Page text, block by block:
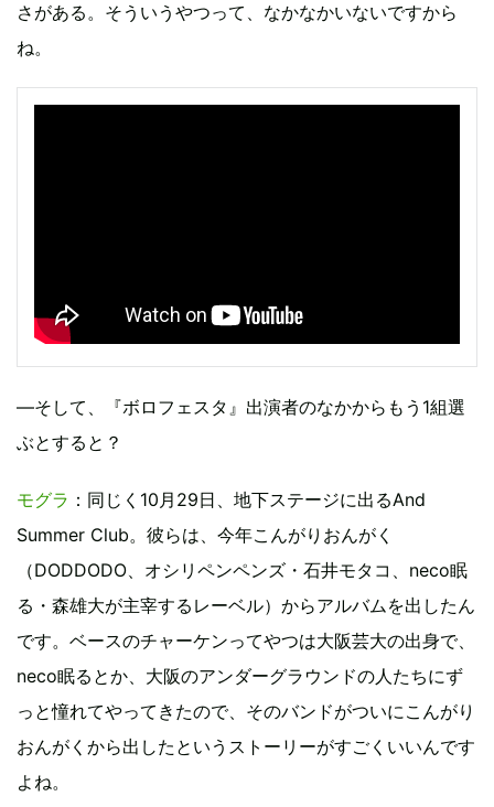
さがある。そういうやつって、なかなかいないですから
ね。
―そして、『ボロフェスタ』出演者のなかからもう1組選
ぶとすると？
モグラ ：同じく10月29日、地下ステージに出るAnd
Summer Club。彼らは、今年こんがりおんがく
（DODDODO、オシリペンペンズ・石井モタコ、neco眠
る・森雄大が主宰するレーベル）からアルバムを出したん
です。ベースのチャーケンってやつは大阪芸大の出身で、
neco眠るとか、大阪のアンダーグラウンドの人たちにず
っと憧れてやってきたので、そのバンドがついにこんがり
おんがくから出したというストーリーがすごくいいんです
よね。